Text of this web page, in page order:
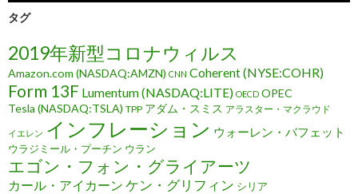
タグ
2019年新型コロナウィルス
Amazon.com (NASDAQ:AMZN) CNN Coherent (NYSE:COHR)
Form 13F Lumentum (NASDAQ:LITE) OECD OPEC
Tesla (NASDAQ:TSLA) TPP アダム・スミス アラスター・マクラウド
イエレン インフレーション ウォーレン・バフェット
ウラジミール・プーチン ウラン
エゴン・フォン・グライアーツ
カール・アイカーン ケン・グリフィン シリア